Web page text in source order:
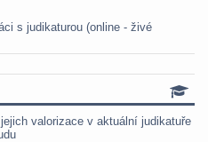
s judikaturou (online - živé
valorizace v aktuální judikatuře